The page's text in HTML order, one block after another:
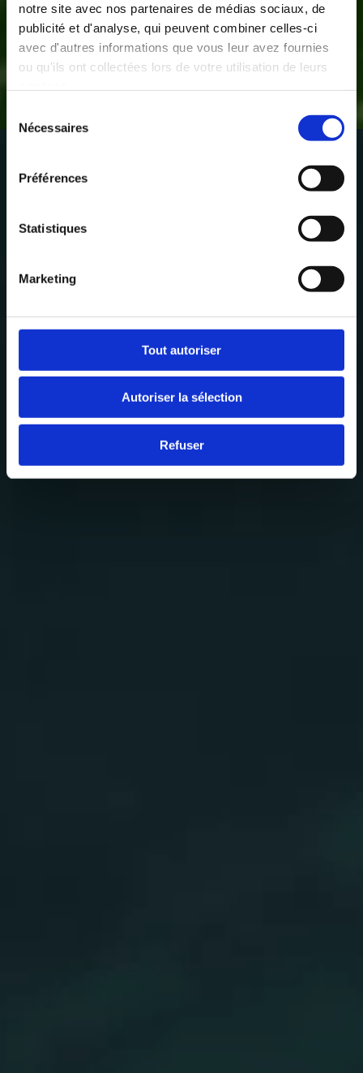
notre site avec nos partenaires de médias sociaux, de
publicité et d'analyse, qui peuvent combiner celles-ci
avec d'autres informations que vous leur avez fournies
ou qu'ils ont collectées lors de votre utilisation de leurs
du Nécessaires
Préférences
Statistiques
Marketing
Tout autoriser
Autoriser la sélection
Refuser
Property Prices in
Overview for